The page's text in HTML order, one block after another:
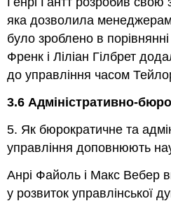
яка дозволила
було зроблено в
Френк і Ліліан Гілбрет
до управління часом
3.6 Адміністративно-
5. Як бюрократичне та
управління доповнюють
Анрі Файоль і Макс Вебер
у розвиток управлінської